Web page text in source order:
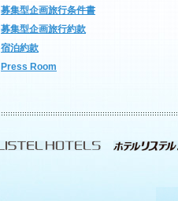
募集型企画旅行条件書
募集型企画旅行約款
宿泊約款
Press Room